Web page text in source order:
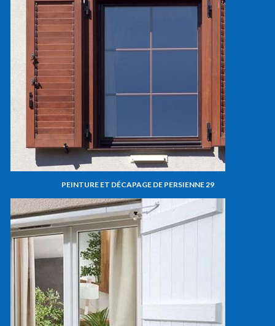
PEINTURE ET DÉCAPAGE DE PERSIENNE 29